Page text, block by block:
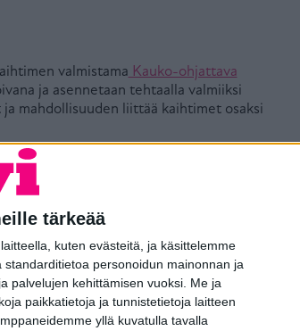
tärkeää
kuten evästeitä, ja käsittelemme
personoidun mainonnan ja
palvelujen kehittämisen vuoksi. Me ja
paikkatietoja ja tunnistetietoja laitteen
yllä kuvatulla tavalla
valmistama Kauko-ohjattava
ja asennetaan tehtaalla valmiiksi
mahdollisuuden liittää kaihtimet osaksi
aurinkosuojausratkaisuja, joista voi
lisää.